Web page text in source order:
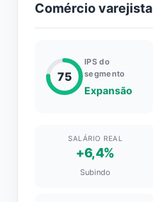
Comércio varejista
75
IPS do
segmento
Expansão
SALÁRIO REAL
+6,4%
Subindo